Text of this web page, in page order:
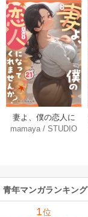
妻よ、僕の恋人に
なってくれません
mamaya /STUDIO
青年マンガランキング
1位